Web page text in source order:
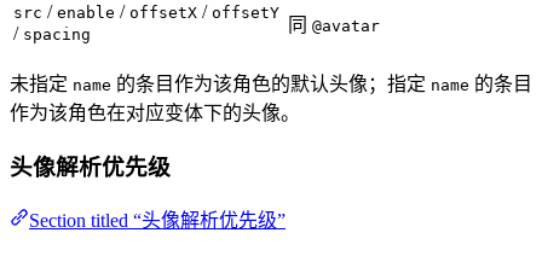
src / enable / offsetX / offsetY
/ spacing 同 @avatar
未指定 name 的条目作为该角色的默认头像；指定 name 的条目
作为该角色在对应变体下的头像。
头像解析优先级
Section titled “头像解析优先级”